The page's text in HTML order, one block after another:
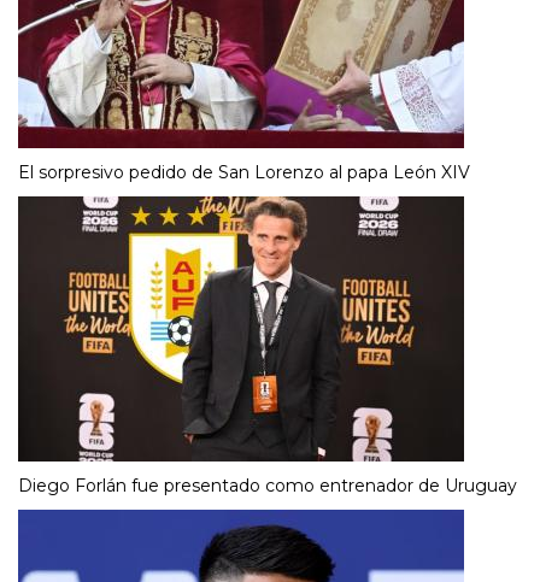
El sorpresivo pedido de San Lorenzo al papa León XIV
Diego Forlán fue presentado como entrenador de Uruguay